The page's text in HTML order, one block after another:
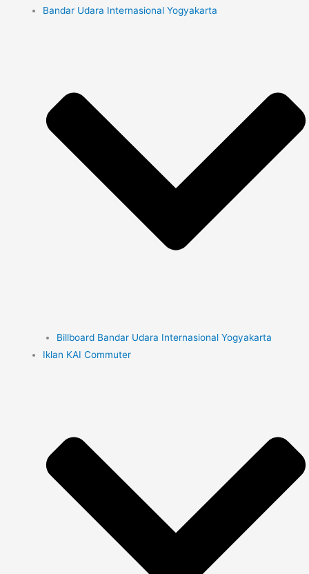
Bandar Udara Internasional Yogyakarta
Billboard Bandar Udara Internasional Yogyakarta
Iklan KAI Commuter